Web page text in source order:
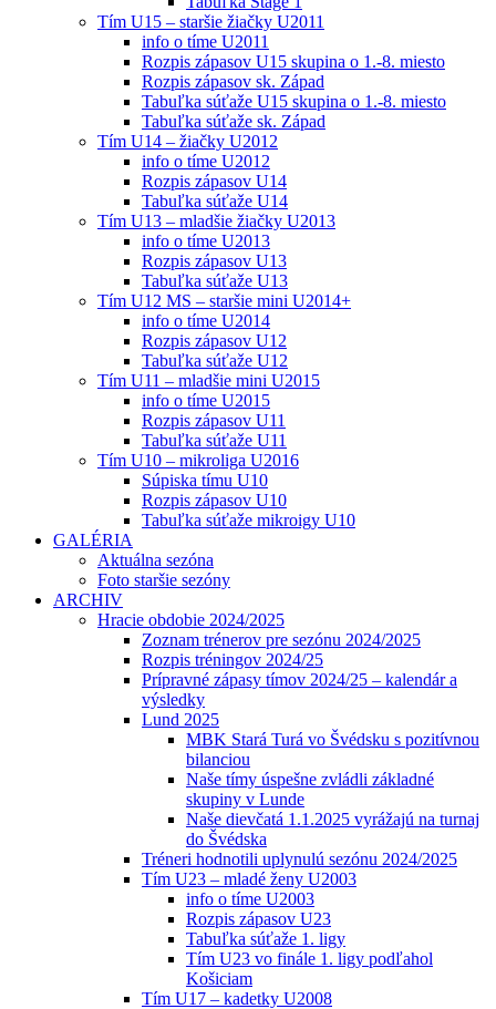
Tím U15 – staršie žiačky U2011
info o tíme U2011
Rozpis zápasov U15 skupina o 1.-8. miesto
Rozpis zápasov sk. Západ
Tabuľka súťaže U15 skupina o 1.-8. miesto
Tabuľka súťaže sk. Západ
Tím U14 – žiačky U2012
info o tíme U2012
Rozpis zápasov U14
Tabuľka súťaže U14
Tím U13 – mladšie žiačky U2013
info o tíme U2013
Rozpis zápasov U13
Tabuľka súťaže U13
Tím U12 MS – staršie mini U2014+
info o tíme U2014
Rozpis zápasov U12
Tabuľka súťaže U12
Tím U11 – mladšie mini U2015
info o tíme U2015
Rozpis zápasov U11
Tabuľka súťaže U11
Tím U10 – mikroliga U2016
Súpiska tímu U10
Rozpis zápasov U10
Tabuľka súťaže mikroigy U10
GALÉRIA
Aktuálna sezóna
Foto staršie sezóny
ARCHIV
Hracie obdobie 2024/2025
Zoznam trénerov pre sezónu 2024/2025
Rozpis tréningov 2024/25
Prípravné zápasy tímov 2024/25 – kalendár a
výsledky
Lund 2025
MBK Stará Turá vo Švédsku s pozitívnou
bilanciou
Naše tímy úspešne zvládli základné
skupiny v Lunde
Naše dievčatá 1.1.2025 vyrážajú na turnaj
do Švédska
Tréneri hodnotili uplynulú sezónu 2024/2025
Tím U23 – mladé ženy U2003
info o tíme U2003
Rozpis zápasov U23
Tabuľka súťaže 1. ligy
Tím U23 vo finále 1. ligy podľahol
Košiciam
Tím U17 – kadetky U2008